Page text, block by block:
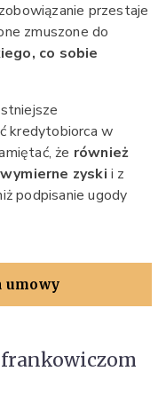
przestaje
zmuszone do
co sobie
kredytobiorca w
że również
zyskii z
podpisanie ugody
umowy